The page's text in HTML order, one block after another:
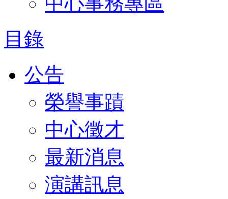
目錄
公告
榮譽事蹟
中心徵才
最新消息
演講訊息